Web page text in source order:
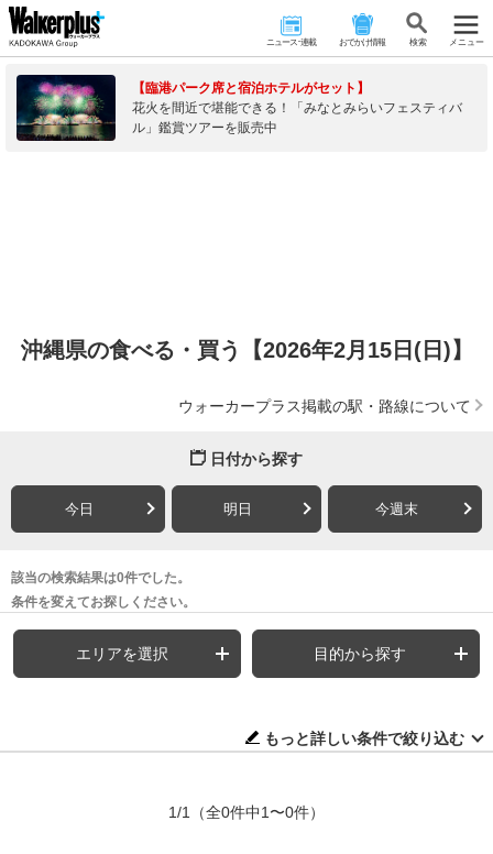
ニュース･連載 おでかけ情報 検 索 メニュー
【臨港パーク席と宿泊ホテルがセット】
花火を間近で堪能できる！「みなとみらいフェスティバ
ル」鑑賞ツアーを販売中
沖縄県の食べる・買う【2026年2月15日(日)】
ウォーカープラス掲載の駅・路線について
日付から探す
今日 明日 今週末
該当の検索結果は0件でした。
条件を変えてお探しください。
エリアを選択 目的から探す
もっと詳しい条件で絞り込む
1/1 （全0件中1〜0件）